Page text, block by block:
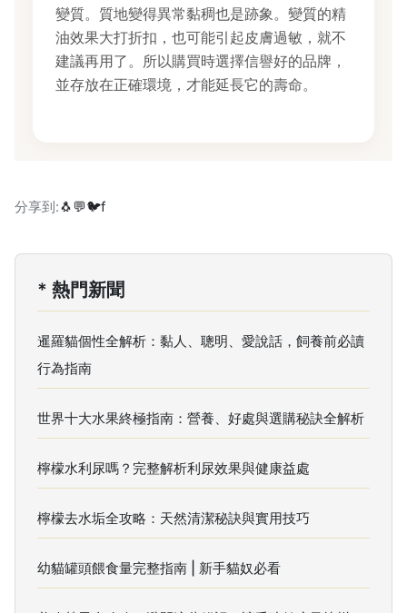
變質。質地變得異常黏稠也是跡象。變質的精
油效果大打折扣，也可能引起皮膚過敏，就不
建議再用了。所以購買時選擇信譽好的品牌，
並存放在正確環境，才能延長它的壽命。
分享到:🐧💬🐦f
* 熱門新聞
暹羅貓個性全解析：黏人、聰明、愛說話，飼養前必讀
行為指南
世界十大水果終極指南：營養、好處與選購秘訣全解析
檸檬水利尿嗎？完整解析利尿效果與健康益處
檸檬去水垢全攻略：天然清潔秘訣與實用技巧
幼貓罐頭餵食量完整指南 | 新手貓奴必看